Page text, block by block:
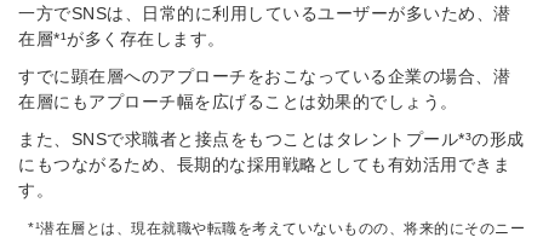
一方でSNSは、日常的に利用しているユーザーが多いため、潜
在層*¹が多く存在します。
すでに顕在層へのアプローチをおこなっている企業の場合、潜
在層にもアプローチ幅を広げることは効果的でしょう。
また、SNSで求職者と接点をもつことはタレントプール*³の形成
にもつながるため、長期的な採用戦略としても有効活用できま
す。
*¹潜在層とは、現在就職や転職を考えていないものの、将来的にそのニー